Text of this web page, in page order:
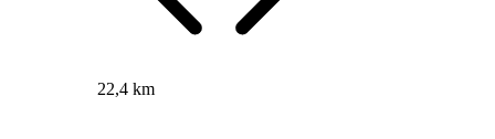
22,4 km